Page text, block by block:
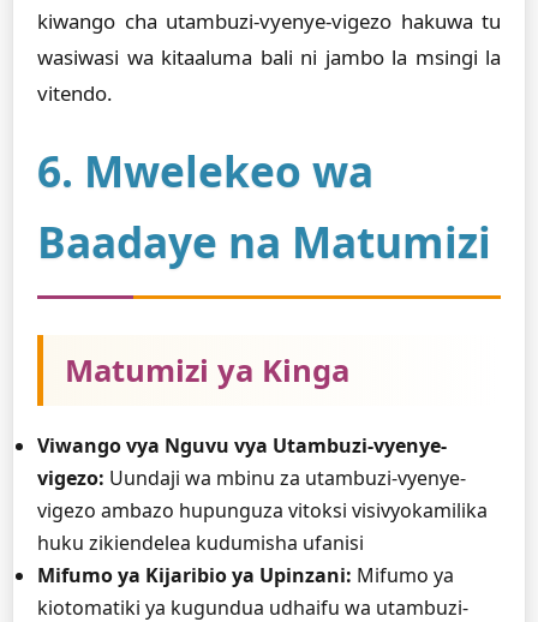
kiwango cha utambuzi-vyenye-vigezo hakuwa tu
wasiwasi wa kitaaluma bali ni jambo la msingi la
vitendo.
6. Mwelekeo wa
Baadaye na Matumizi
Matumizi ya Kinga
Viwango vya Nguvu vya Utambuzi-vyenye-
vigezo: Uundaji wa mbinu za utambuzi-vyenye-
vigezo ambazo hupunguza vitoksi visivyokamilika
huku zikiendelea kudumisha ufanisi
Mifumo ya Kijaribio ya Upinzani: Mifumo ya
kiotomatiki ya kugundua udhaifu wa utambuzi-